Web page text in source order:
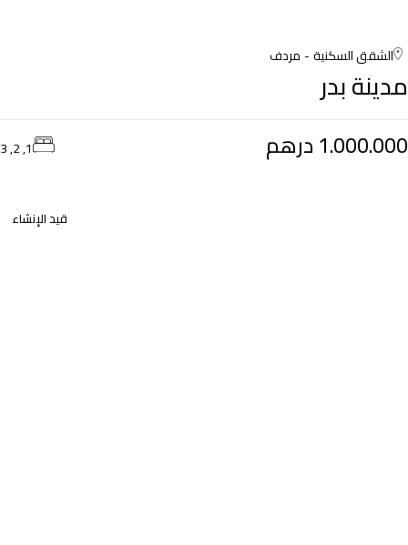
الشقق السكنية مردف
مدينة بدر
1.000.000 درهم 1, 2, 3
قيد الإنشاء